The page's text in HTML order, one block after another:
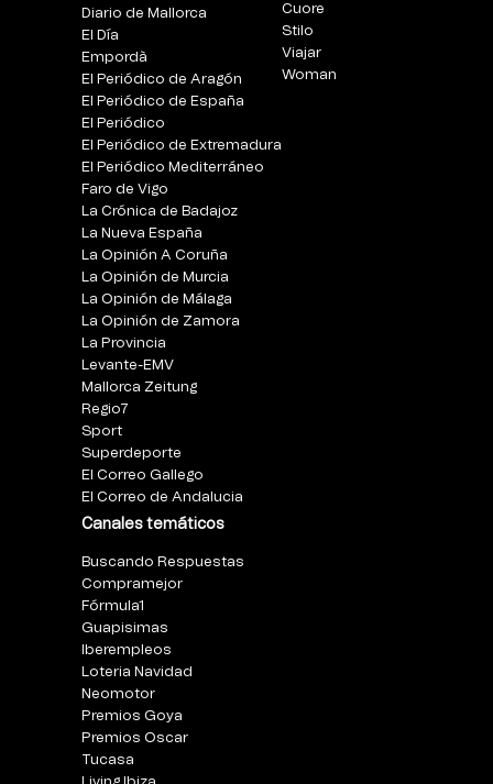
Diario de Mallorca
El Día
Empordà
El Periódico de Aragón
El Periódico de España
El Periódico
El Periódico de Extremadura
El Periódico Mediterráneo
Faro de Vigo
La Crónica de Badajoz
La Nueva España
La Opinión A Coruña
La Opinión de Murcia
La Opinión de Málaga
La Opinión de Zamora
La Provincia
Levante-EMV
Mallorca Zeitung
Regio7
Sport
Superdeporte
El Correo Gallego
El Correo de Andalucia
Canales temáticos
Buscando Respuestas
Compramejor
Fórmula1
Guapisimas
Iberempleos
Loteria Navidad
Neomotor
Premios Goya
Premios Oscar
Tucasa
Cuore
Stilo
Viajar
Woman